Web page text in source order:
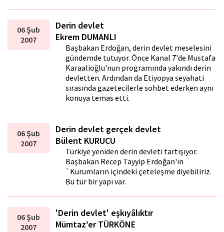
06 Şub
2007
Derin devlet
Ekrem DUMANLI
Başbakan Erdoğan, derin devlet meselesini
gündemde tutuyor. Önce Kanal 7'de Mustafa
Karaalioğlu'nun programında yakındı derin
devletten. Ardından da Etiyopya seyahati
sırasında gazetecilerle sohbet ederken aynı
konuya temas etti.
06 Şub
2007
Derin devlet gerçek devlet
Bülent KURUCU
Türkiye yeniden derin devleti tartışıyor.
Başbakan Recep Tayyip Erdoğan'ın
`Kurumların içindeki çeteleşme diyebiliriz.
Bu tür bir yapı var.
06 Şub
2007
'Derin devlet' eşkıyâlıktır
Mümtaz’er TÜRKÖNE